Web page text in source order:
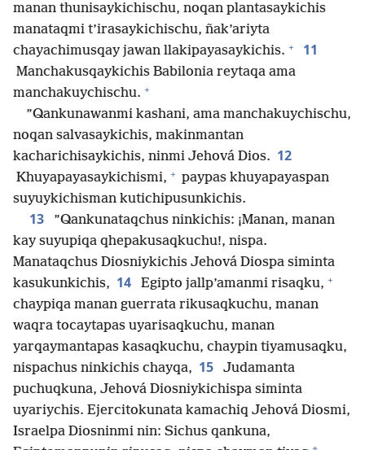
manan thunisaykichischu, noqan plantasaykichis
manataqmi t’irasaykichischu, ñak’ariyta
chayachimusqay jawan llakipayasaykichis. + 11
Manchakusqaykichis Babilonia reytaqa ama
manchakuychischu. +
”Qankunawanmi kashani, ama manchakuychischu,
noqan salvasaykichis, makinmantan
kacharichisaykichis, ninmi Jehová Dios. 12
Khuyapayasaykichismi, + paypas khuyapayaspan
suyuykichisman kutichipusunkichis.
13
”Qankunataqchus ninkichis: ¡Manan, manan
kay suyupiqa qhepakusaqkuchu!, nispa.
Manataqchus Diosniykichis Jehová Diospa siminta
kasukunkichis, 14 Egipto jallp’amanmi risaqku, +
chaypiqa manan guerrata rikusaqkuchu, manan
waqra tocaytapas uyarisaqkuchu, manan
yarqaymantapas kasaqkuchu, chaypin tiyamusaqku,
nispachus ninkichis chayqa, 15
Judamanta
puchuqkuna, Jehová Diosniykichispa siminta
uyariychis. Ejercitokunata kamachiq Jehová Diosmi,
Israelpa Diosninmi nin: Sichus qankuna,